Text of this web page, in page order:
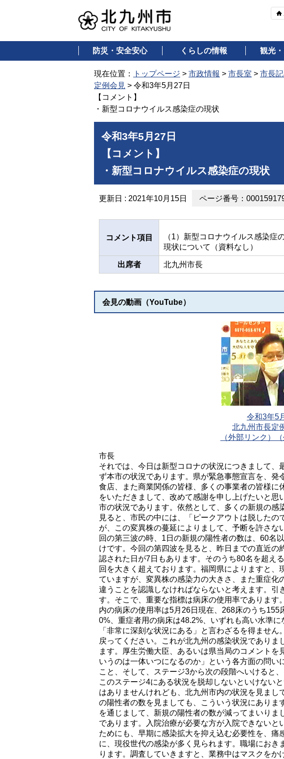
防災・安全安心 くらしの情報 観光
現在位置： トップページ > 市政情報 > 市長室 > 市長
定例会見 > 令和3年5月27日
【コメント】
・新型コロナウイルス感染症の現状
令和3年5月27日
【コメント】
・新型コロナウイルス感染症の現状
更新日 : 2021年10月15日 ページ番号：
コメント項目
（1）新型コロナウイルス感染症
現状について（資料なし）
出席者
北九州市長
会見の動画（YouTube）
令和3年5
北九州市長定
（外部リンク）
市長
それでは、今日は新型コロナの状況につきまして、
ず本市の状況であります。県が緊急事態宣言を、
食店、また商業関係の皆様、多くの事業者の皆様
をいただきまして、改めて感謝を申し上げたいと
市の状況であります。依然として、多くの新規の
見ると、市民の中には、「ピークアウトは脱した
が、この変異株の蔓延によりまして、予断を許さ
回の第三波の時、1日の新規の陽性者の数は、60名
けです。今回の第四波を見ると、昨日までの直近
認された日が7日もあります。そのうち80名を超え
回を大きく超えております。福岡県によりますと
ていますが、変異株の感染力の大きさ、また重症
違うことを認識しなければならないと考えます。引
す。そこで、重要な指標は病床の使用率でありま
内の病床の使用率は5月26日現在、268床のうち
0%、重症者用の病床は48.2%、いずれも高い水準
「非常に深刻な状況にある」と言わざるを得ませ
戻ってください。これが北九州の感染状況であり
ます。厚生労働大臣、あるいは県当局のコメント
いうのは一体いつになるのか」という各方面の問
こと、そして、ステージ3から次の段階へいけると
このステージ4にある状況を脱却しないといけない
はありませんけれども、北九州市内の状況を見ま
の陽性者の数を見ましても、こういう状況にあり
を通じまして、新規の陽性者の数が減ってまいり
であります。入院治療が必要な方が入院できない
ためにも、早期に感染拡大を抑え込む必要性を、
に、現役世代の感染が多く見られます。職場にお
ります。調査していきますと、業務中はマスクを